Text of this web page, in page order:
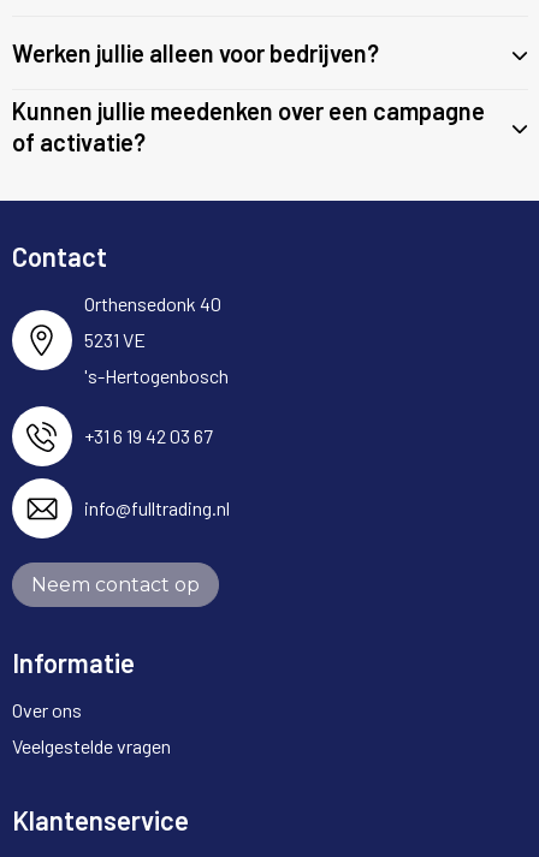
Werken jullie alleen voor bedrijven?
Kunnen jullie meedenken over een campagne
of activatie?
Contact
Orthensedonk 40
5231 VE
's-Hertogenbosch
+31 6 19 42 03 67
info@fulltrading.nl
Neem contact op
Informatie
Over ons
Veelgestelde vragen
Klantenservice